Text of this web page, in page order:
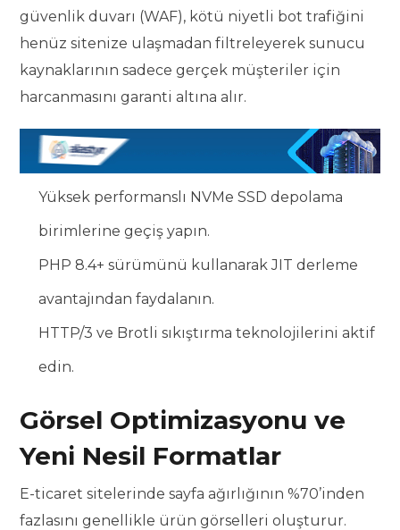
güvenlik duvarı (WAF), kötü niyetli bot trafiğini
henüz sitenize ulaşmadan filtreleyerek sunucu
kaynaklarının sadece gerçek müşteriler için
harcanmasını garanti altına alır.
Yüksek performanslı NVMe SSD depolama
birimlerine geçiş yapın.
PHP 8.4+ sürümünü kullanarak JIT derleme
avantajından faydalanın.
HTTP/3 ve Brotli sıkıştırma teknolojilerini aktif
edin.
Görsel Optimizasyonu ve
Yeni Nesil Formatlar
E-ticaret sitelerinde sayfa ağırlığının %70’inden
fazlasını genellikle ürün görselleri oluşturur.